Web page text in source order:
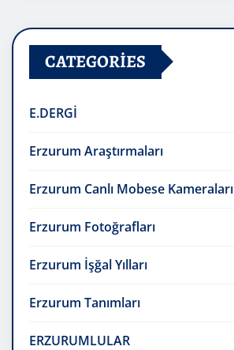
CATEGORIES
E.DERGİ
Erzurum Araştırmaları
Erzurum Canlı Mobese Kameraları
Erzurum Fotoğrafları
Erzurum İşğal Yılları
Erzurum Tanımları
ERZURUMLULAR